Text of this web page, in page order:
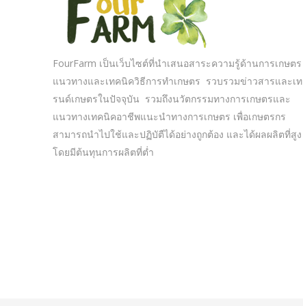
FourFarm เป็นเว็บไซต์ที่นำเสนอสาระความรู้ด้านการเกษตร
แนวทางและเทคนิควิธีการทำเกษตร รวบรวมข่าวสารและเท
รนด์เกษตรในปัจจุบัน รวมถึงนวัตกรรมทางการเกษตรและ
แนวทางเทคนิคอาชีพแนะนำทางการเกษตร เพื่อเกษตรกร
สามารถนำไปใช้และปฏิบัตืได้อย่างถูกต้อง และได้ผลผลิตที่สูง
โดยมีต้นทุนการผลิตที่ต่ำ